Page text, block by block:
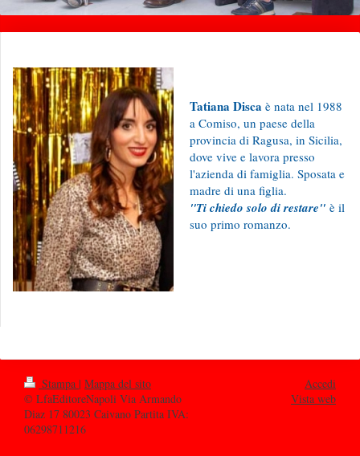
Tatiana Disca è nata nel 1988
a Comiso, un paese della
provincia di Ragusa, in Sicilia,
dove vive e lavora presso
l'azienda di famiglia. Sposata e
madre di una figlia.
"Ti chiedo solo di restare" è il
suo primo romanzo.
Stampa | Mappa del sito
© LfaEditoreNapoli Via Armando
Diaz 17 80023 Caivano Partita IVA:
06298711216
Accedi
Vista web